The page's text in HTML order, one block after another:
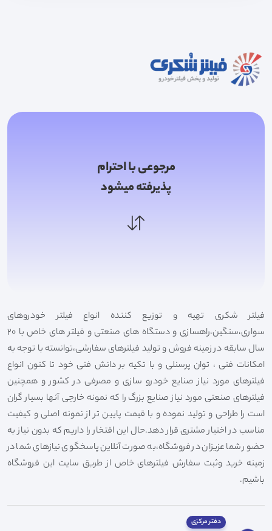
مرجوعی با احترام
پذیرفته میشود
فیلتر شکری تهیه و توزیع کننده انواع فیلتر خودروهای
سواری،سنگین،راهسازی و دستگاه های صنعتی و فیلتر های خاص با 20
سال سابقه در زمینه فروش و تولید فیلترهای سفارشی،توانسته با توجه به
امکانات فنی ، توان پرسنلی و با تکیه بر دانش فنی خود تا کنون انواع
فیلترهای مورد نیاز صنایع خودرو سازی و مصرفی در کشور و همچنین
فیلترهای صنعتی مورد نیاز صنایع بزرگ را که نمونه خارجی آنها بسیار گران
است را طراحی و تولید نموده و با قیمت پایین تر از نمونه اصلی و کیفیت
مناسب در اختیار مشتری قرار دهد.حال این افتخار را داریم که بدون نیاز به
حضور شما عزیزان در فروشگاه،به صورت آنلاین پاسخگوی نیازهای شما در
زمینه خرید وثبت سفارش فیلترهای خاص از طریق سایت این فروشگاه
باشیم.
دفتر مرکزی